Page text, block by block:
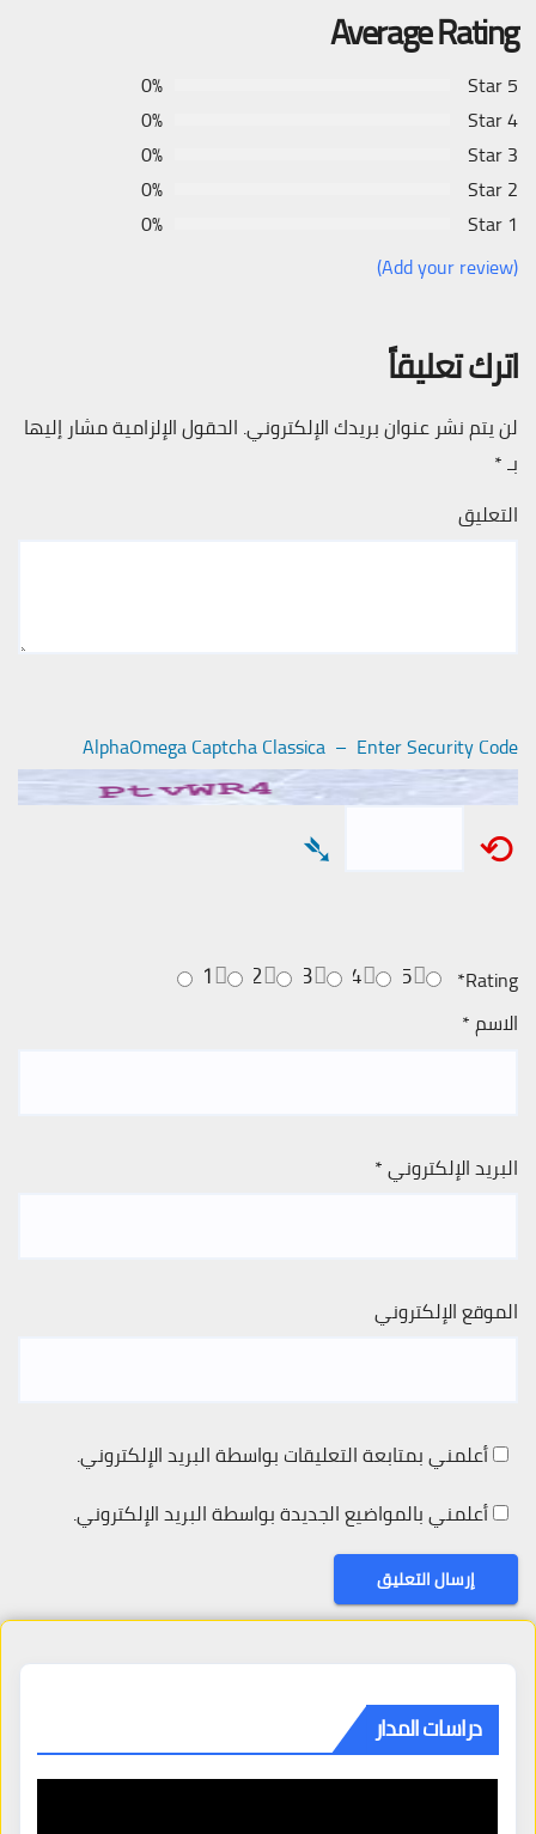
Average Rating
5 Star
0%
4 Star
0%
3 Star
0%
2 Star
0%
1 Star
0%
(Add your review)
اترك تعليقاً
لن يتم نشر عنوان بريدك الإلكتروني. الحقول الإلزامية مشار إليها
بـ*
التعليق
AlphaOmega Captcha Classica – Enter Security Code
⟲
➴
Rating
*
5
4
3
2
1
الاسم*
البريد الإلكتروني*
الموقع الإلكتروني
أعلمني بمتابعة التعليقات بواسطة البريد الإلكتروني.
أعلمني بالمواضيع الجديدة بواسطة البريد الإلكتروني.
دراسات المدار